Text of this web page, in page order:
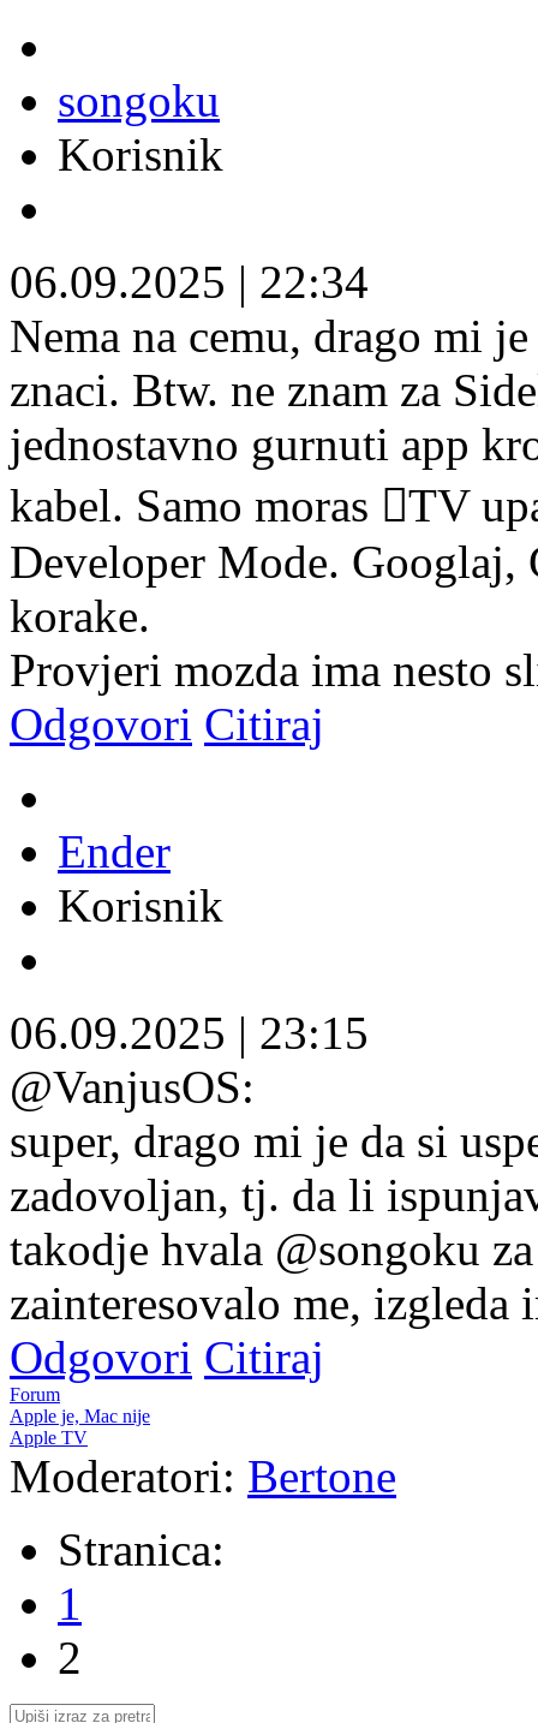
songoku
Korisnik
06.09.2025 | 22:34
Nema na cemu, drago mi
znaci. Btw. ne znam za
jednostavno gurnuti app
kabel. Samo moras TV
Developer Mode. Googlaj,
korake.
Provjeri mozda ima nesto
Odgovori Citiraj
Ender
Korisnik
06.09.2025 | 23:15
@VanjusOS:
super, drago mi je da si
zadovoljan, tj. da li
takodje hvala @songoku
zainteresovalo me, izgleda
Odgovori Citiraj
Forum
Apple je, Mac nije
Apple TV
Moderatori: Bertone
Stranica:
1
2